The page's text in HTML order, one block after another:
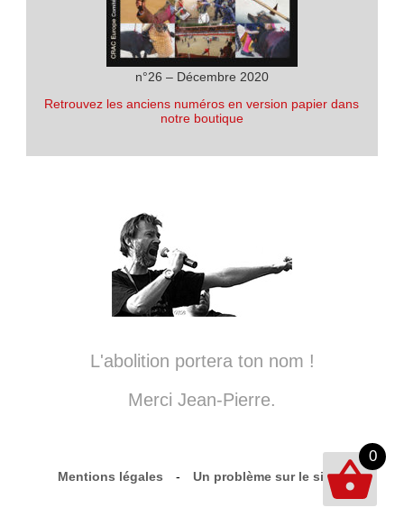
n°26 – Décembre 2020
Retrouvez les anciens numéros en version papier dans
notre boutique
L'abolition portera ton nom !
Merci Jean-Pierre.
Mentions légales - Un problème sur le site ?
0